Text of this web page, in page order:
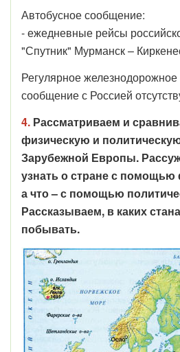
Автобусное сообщение:
- ежедневные рейсы
"Спутник" Мурманск –
Регулярное
сообщение с Россией
4. Рассматриваем и
физическую и
Зарубежной Европы.
узнать о стране с помощью
а что – с помощью
Рассказываем, в каких
побывать.